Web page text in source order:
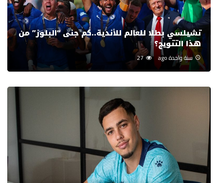
تشيلسي بطلا للعالم للأندية..كم جنى “البلوز” من
هذا التتويج؟
سنة واحدة ago 27